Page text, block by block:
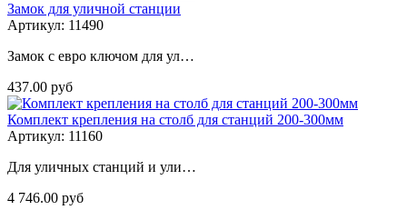
Замок для уличной станции
Артикул: 11490
Замок с евро ключом для ул…
437.00 руб
Комплект крепления на столб для станций 200-300мм
Артикул: 11160
Для уличных станций и ули…
4 746.00 руб